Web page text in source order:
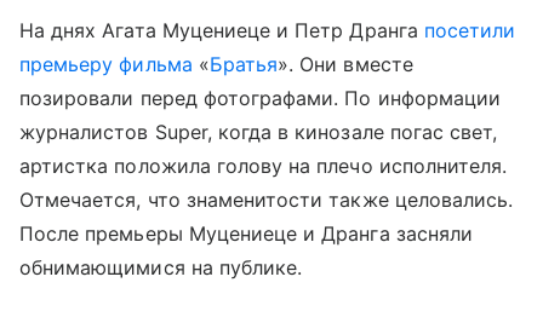
На днях Агата Муцениеце и Петр Дранга посетили
премьеру фильма «Братья». Они вместе
позировали перед фотографами. По информации
журналистов Super, когда в кинозале погас свет,
артистка положила голову на плечо исполнителя.
Отмечается, что знаменитости также целовались.
После премьеры Муцениеце и Дранга засняли
обнимающимися на публике.